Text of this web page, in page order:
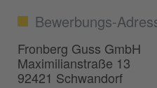
Bewerbungs-
Fronberg Guss GmbH
Maximilianstraße 13
92421 Schwandorf